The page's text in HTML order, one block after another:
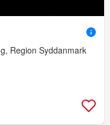
Region Syddanmark